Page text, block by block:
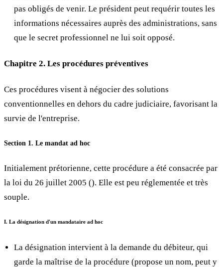
pas obligés de venir. Le président peut requérir toutes les
informations nécessaires auprès des administrations, sans
que le secret professionnel ne lui soit opposé.
Chapitre 2. Les procédures préventives
Ces procédures visent à négocier des solutions
conventionnelles en dehors du cadre judiciaire, favorisant la
survie de l'entreprise.
Section 1. Le mandat ad hoc
Initialement prétorienne, cette procédure a été consacrée par
la loi du 26 juillet 2005 (). Elle est peu réglementée et très
souple.
I. La désignation d'un mandataire ad hoc
La désignation intervient à la demande du débiteur, qui
garde la maîtrise de la procédure (propose un nom, peut y